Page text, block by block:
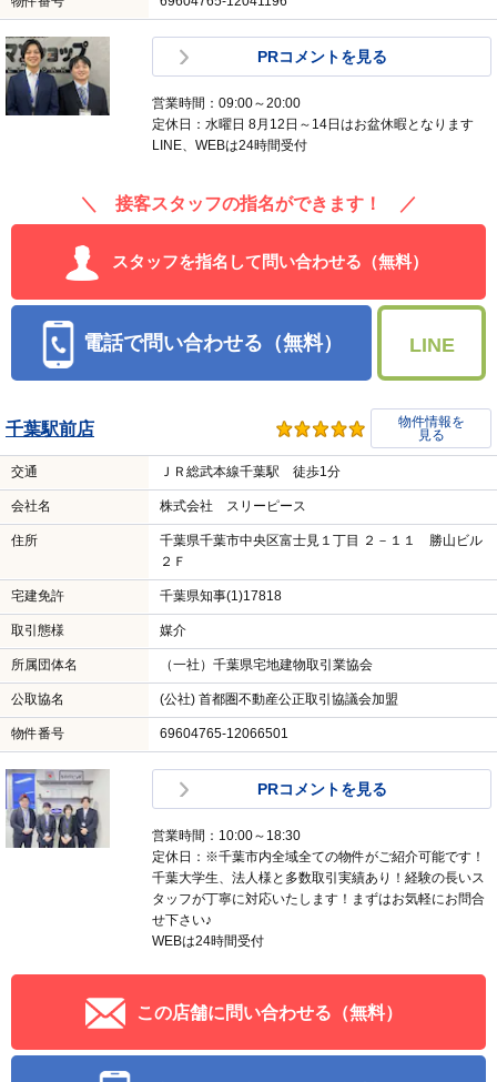
PRコメントを見る
営業時間：09:00～20:00
定休日：水曜日 8月12日～14日はお盆休暇となります
LINE、WEBは24時間受付
＼ 接客スタッフの指名ができます！ ／
スタッフを指名して問い合わせる（無料）
電話で問い合わせる（無料） LINE
千葉駅前店
物件情報を
見る
交通 ＪＲ総武本線千葉駅 徒歩1分
会社名 株式会社 スリーピース
住所
千葉県千葉市中央区富士見１丁目 ２－１１ 勝山ビル
２Ｆ
宅建免許 千葉県知事(1)17818
取引態様 媒介
所属団体名 （一社）千葉県宅地建物取引業協会
公取協名 (公社) 首都圏不動産公正取引協議会加盟
物件番号 69604765-12066501
PRコメントを見る
営業時間：10:00～18:30
定休日：※千葉市内全域全ての物件がご紹介可能です！
千葉大学生、法人様と多数取引実績あり！経験の長いス
タッフが丁寧に対応いたします！まずはお気軽にお問合
せ下さい♪
WEBは24時間受付
この店舗に問い合わせる（無料）